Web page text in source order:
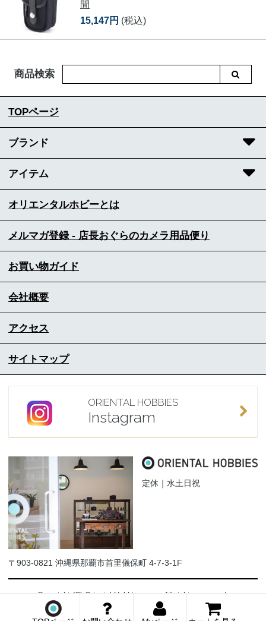
間
15,147円 (税込)
商品検索
TOPページ
ブランド
アイテム
オリエンタルホビーとは
メルマガ登録 - 店長おぐらのカメラ用品便り
お買い物ガイド
会社概要
アクセス
サイトマップ
ORIENTAL HOBBIES
Instagram
定休｜水土日祝
〒903-0821 沖縄県那覇市首里儀保町 4-7-3-1F
Copyright (C) Oriental-Hobbies.com. All rights reserved.